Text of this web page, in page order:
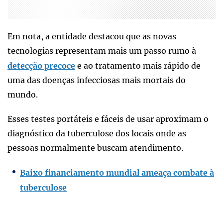
Em nota, a entidade destacou que as novas
tecnologias representam mais um passo rumo à
detecção precoce e ao tratamento mais rápido de
uma das doenças infecciosas mais mortais do
mundo.
Esses testes portáteis e fáceis de usar aproximam o
diagnóstico da tuberculose dos locais onde as
pessoas normalmente buscam atendimento.
Baixo financiamento mundial ameaça combate à
tuberculose